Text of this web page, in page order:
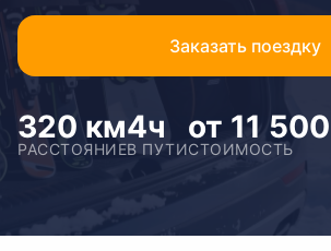
Заказать поездку
320 км
РАССТОЯНИЕ
4ч
В ПУТИ
от 11
СТОИМОСТЬ